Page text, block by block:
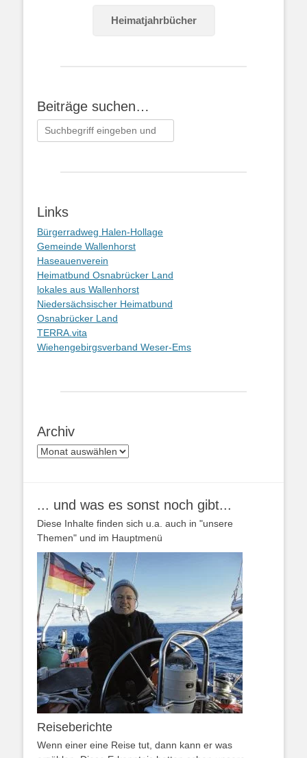
Heimatjahrbücher
Beiträge suchen…
Suchen
nach:
Links
Bürgerradweg Halen-Hollage
Gemeinde Wallenhorst
Haseauenverein
Heimatbund Osnabrücker Land
lokales aus Wallenhorst
Niedersächsischer Heimatbund
Osnabrücker Land
TERRA.vita
Wiehengebirgsverband Weser-Ems
Archiv
Archiv
... und was es sonst noch gibt...
Diese Inhalte finden sich u.a. auch in "unsere
Themen" und im Hauptmenü
Reiseberichte
Wenn einer eine Reise tut, dann kann er was